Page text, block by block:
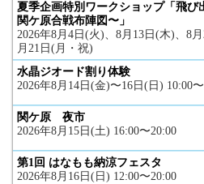
夏季企画特別ワークショップ「飛び
関ケ原合戦布陣図〜」
2026年8月4日(火)、8月13日(木)、8
月21日(月・祝)
水晶ジオード割り体験
2026年8月14日(金)〜16日(日) 10:00
関ケ原 夜市
2026年8月15日(土) 16:00〜20:00
第1回 はなもも納涼フェスタ
2026年8月16日(日) 12:00〜20:00